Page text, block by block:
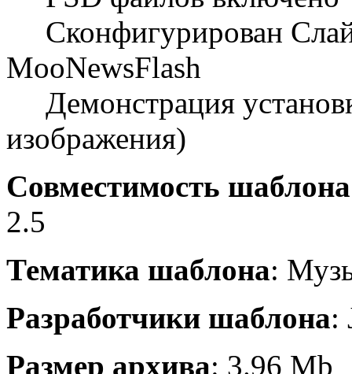
Сконфигурирован
MooNewsFlash
Демонстрация
изображения)
Совместимость шаблона
2.5
Тематика шаблона:
Разработчики шаблона:
Размер архива: 3.96 Mb